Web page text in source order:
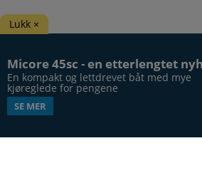
Micore 45sc - en etterlengtet
En kompakt og lettdrevet båt med mye
kjøreglede for pengene
SE MER
Lukk ×